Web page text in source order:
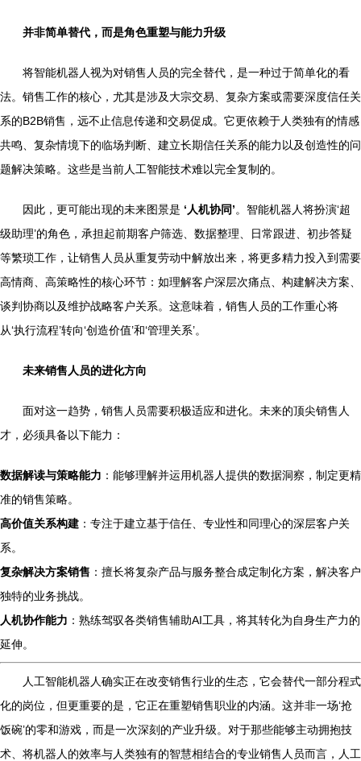
并非简单替代，而是角色重塑与能力升级
将智能机器人视为对销售人员的完全替代，是一种过于简单化的看
法。销售工作的核心，尤其是涉及大宗交易、复杂方案或需要深度信任关
系的B2B销售，远不止信息传递和交易促成。它更依赖于人类独有的情感
共鸣、复杂情境下的临场判断、建立长期信任关系的能力以及创造性的问
题解决策略。这些是当前人工智能技术难以完全复制的。
因此，更可能出现的未来图景是 ‘人机协同’。智能机器人将扮演‘超
级助理’的角色，承担起前期客户筛选、数据整理、日常跟进、初步答疑
等繁琐工作，让销售人员从重复劳动中解放出来，将更多精力投入到需要
高情商、高策略性的核心环节：如理解客户深层次痛点、构建解决方案、
谈判协商以及维护战略客户关系。这意味着，销售人员的工作重心将
从‘执行流程’转向‘创造价值’和‘管理关系’。
未来销售人员的进化方向
面对这一趋势，销售人员需要积极适应和进化。未来的顶尖销售人
才，必须具备以下能力：
数据解读与策略能力 ：能够理解并运用机器人提供的数据洞察，制定更精
准的销售策略。
高价值关系构建 ：专注于建立基于信任、专业性和同理心的深层客户关
系。
复杂解决方案销售 ：擅长将复杂产品与服务整合成定制化方案，解决客户
独特的业务挑战。
人机协作能力 ：熟练驾驭各类销售辅助AI工具，将其转化为自身生产力的
延伸。
人工智能机器人确实正在改变销售行业的生态，它会替代一部分程式
化的岗位，但更重要的是，它正在重塑销售职业的内涵。这并非一场‘抢
饭碗’的零和游戏，而是一次深刻的产业升级。对于那些能够主动拥抱技
术、将机器人的效率与人类独有的智慧相结合的专业销售人员而言，人工